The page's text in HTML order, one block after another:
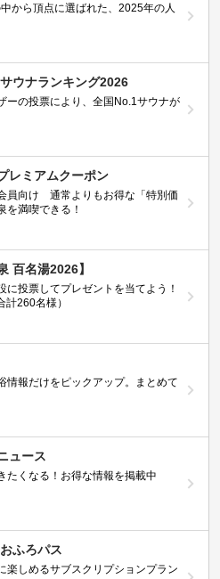
から頂点に選ばれた、2025年の人
ウナランキング2026
ーの投票により、全国No.1サウナが
レミアムクーポン
員向け 通常よりもお得な「特別価
を満喫できる！
百名湯2026】
に投票してプレゼントを当てよう！
計260名様）
情報だけをピックアップ。まとめて
ュース
たくなる！お得な情報を掲載中
ふろパス
楽しめるサブスクリプションプラン